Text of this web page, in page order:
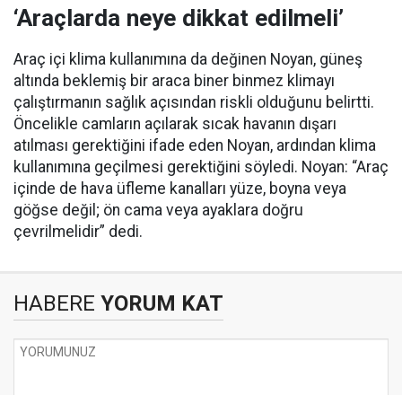
‘Araçlarda neye dikkat edilmeli’
Araç içi klima kullanımına da değinen Noyan, güneş
altında beklemiş bir araca biner binmez klimayı
çalıştırmanın sağlık açısından riskli olduğunu belirtti.
Öncelikle camların açılarak sıcak havanın dışarı
atılması gerektiğini ifade eden Noyan, ardından klima
kullanımına geçilmesi gerektiğini söyledi. Noyan: “Araç
içinde de hava üfleme kanalları yüze, boyna veya
göğse değil; ön cama veya ayaklara doğru
çevrilmelidir” dedi.
HABERE YORUM KAT